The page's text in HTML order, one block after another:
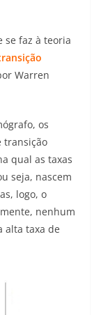
faz à teoria
Warren
os
transição
qual as taxas
seja, nascem
logo, o
nenhum
alta taxa de